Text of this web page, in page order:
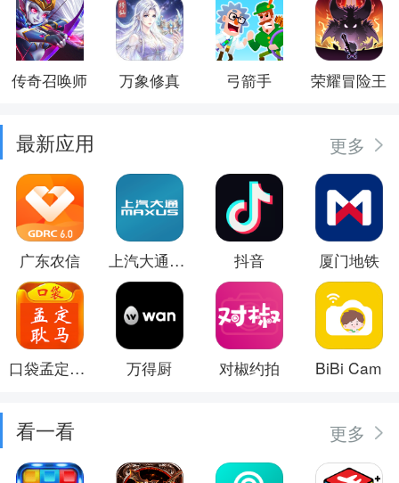
传奇召唤师 万象修真 弓箭手 荣耀冒险王
最新应用 更多
广东农信 上汽大通MAXUS 抖音 厦门地铁
口袋孟定耿马 万得厨 对椒约拍 BiBi Cam
看一看 更多